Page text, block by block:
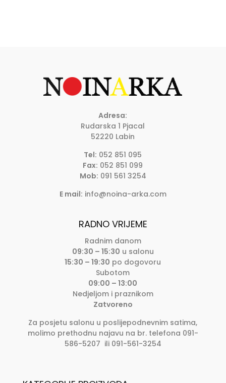
Adresa:
Rudarska 1 Pjacal
52220 Labin
Tel: 052 851 095
Fax: 052 851 099
Mob: 091 561 3254
E mail: info@noina-arka.com
RADNO VRIJEME
Radnim danom
09:30 – 15:30 u salonu
15:30 – 19:30 po dogovoru
Subotom
09:00 – 13:00
Nedjeljom i praznikom
Zatvoreno
Za posjetu salonu u poslijepodnevnim satima,
molimo prethodnu najavu na br. telefona 091-
586-5207 ili 091-561-3254